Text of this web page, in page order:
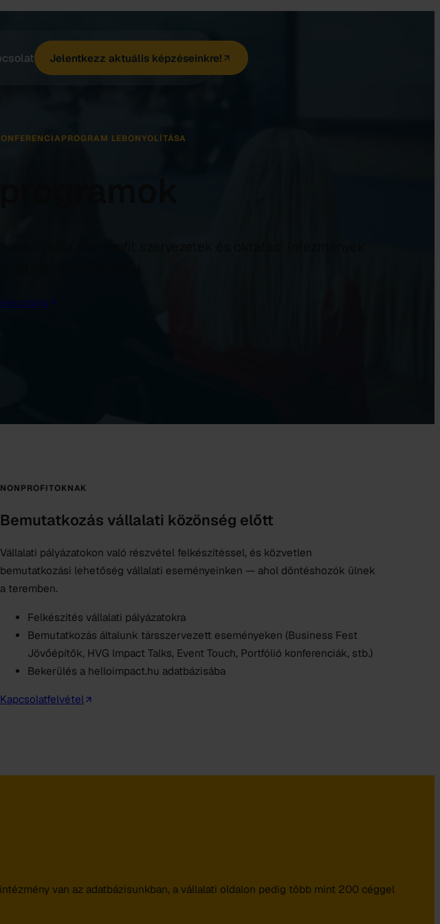
Jelentkezz aktuális képzéseinkre!
LEBONYOLÍTÁSA
NONPROFITOKNAK
Bemutatkozás vállalati közönség előtt
Vállalati pályázatokon való részvétel felkészítéssel, és közvetlen
bemutatkozási lehetőség vállalati eseményeinken — ahol döntéshozók ülnek
a teremben.
Felkészítés vállalati pályázatokra
Bemutatkozás általunk társszervezett eseményeken (Business Fest
Jövőépítők, HVG Impact Talks, Event Touch, Portfólió konferenciák, stb.)
Bekerülés a helloimpact.hu adatbázisába
Kapcsolatfelvétel
van az adatbázisunkban, a vállalati oldalon pedig több mint 200 céggel